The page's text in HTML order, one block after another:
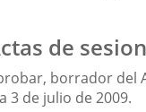
de
borrador del
3 de julio de 2009.